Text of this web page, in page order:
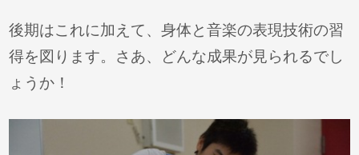
後期はこれに加えて、身体と音楽の表現技術の習
得を図ります。さあ、どんな成果が見られるでし
ょうか！